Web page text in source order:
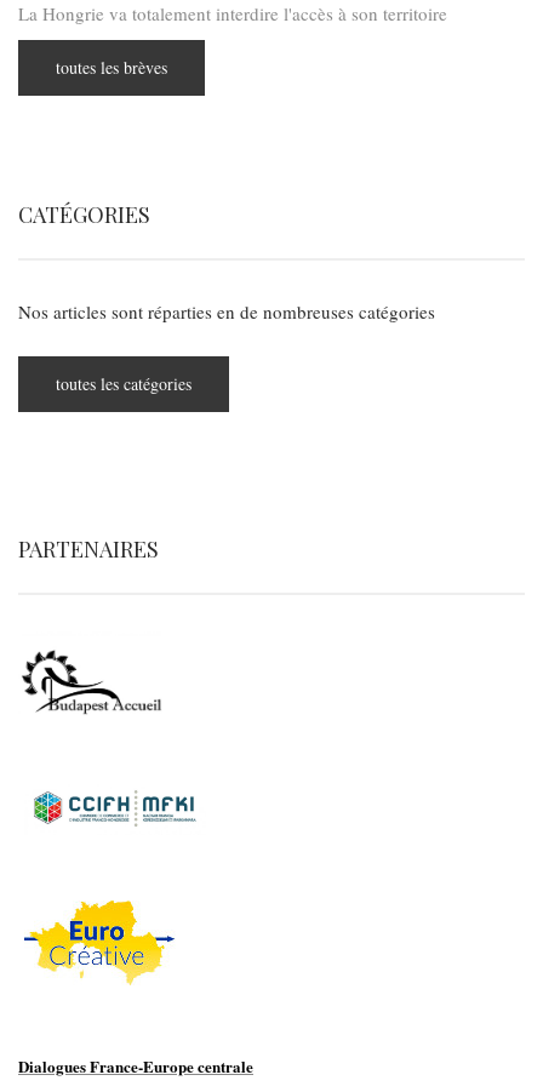
La Hongrie va totalement interdire l'accès à son territoire
toutes les brèves
CATÉGORIES
Nos articles sont réparties en de nombreuses catégories
toutes les catégories
PARTENAIRES
Dialogues France-Europe centrale